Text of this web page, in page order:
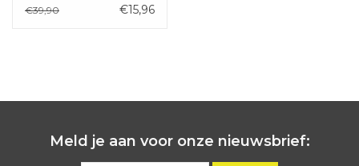
€39,90 €15,96
Meld je aan voor onze nieuwsbrief: